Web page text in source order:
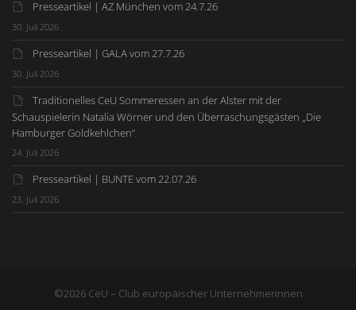
Presseartikel | AZ München vom 24.7.26
30. Juli 2026
Presseartikel | GALA vom 27.7.26
30. Juli 2026
Traditionelles CeU Sommeressen an der Alster mit der
Schauspielerin Natalia Wörner und den Überraschungsgästen „Die
Hamburger Goldkehlchen“
24. Juli 2026
Presseartikel | BUNTE vom 22.07.26
23. Juli 2026
©2026 CeU – Club europäischer Unternehmerinnen